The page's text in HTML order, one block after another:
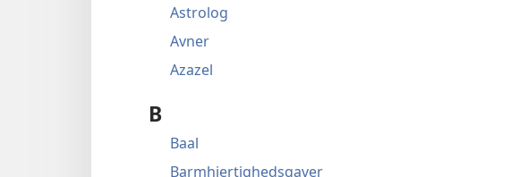
Astrolog
Avner
Azazel
B
Baal
Barmhjertighedsgaver